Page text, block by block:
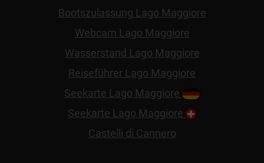
Bootszulassung Lago Maggiore
Webcam Lago Maggiore
Wasserstand Lago Maggiore
Reiseführer Lago Maggiore
Seekarte Lago Maggiore
Seekarte Lago Maggiore
Castelli di Cannero